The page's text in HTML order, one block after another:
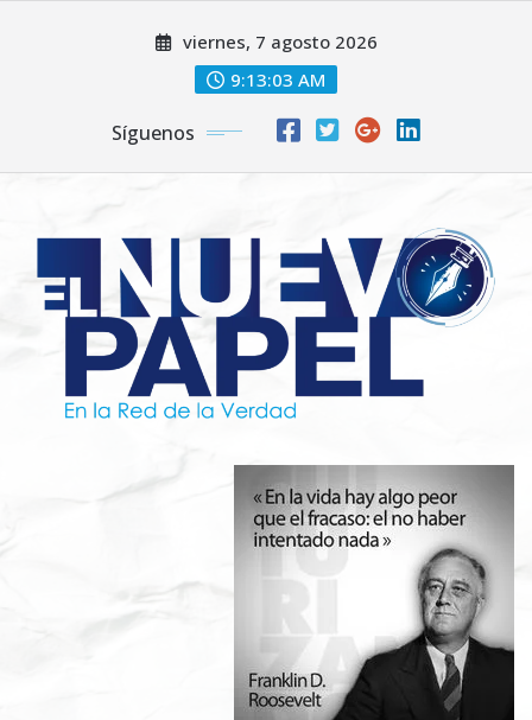
viernes, 7 agosto 2026
9:13:04 AM
Síguenos